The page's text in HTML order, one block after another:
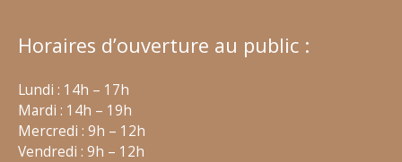
Horaires d’ouverture au public :
Lundi : 14h – 17h
Mardi : 14h – 19h
Mercredi : 9h – 12h
Vendredi : 9h – 12h